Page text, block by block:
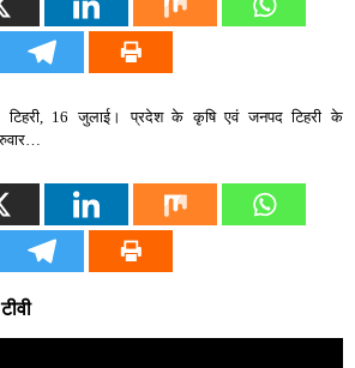
16 जुलाई। प्रदेश के कृषि एवं जनपद टिहरी के